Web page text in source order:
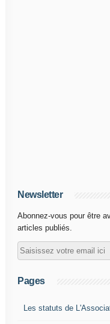
Newsletter
Abonnez-vous pour être
articles publiés.
Pages
Les statuts de